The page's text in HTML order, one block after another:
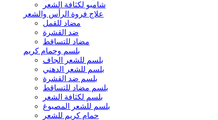
شامبو لكثافة الشعر
علاج فروة الرأس والشعر
مضاد للقمل
ضد القشرة
مضاد للتساقط
بلسم وحمام كريم
بلسم للشعر الجاف
بلسم للشعر الدهني
بلسم ضد القشرة
بلسم مضاد للتساقط
بلسم لكثافة الشعر
بلسم للشعر المصبوغ
حمام كريم للشعر